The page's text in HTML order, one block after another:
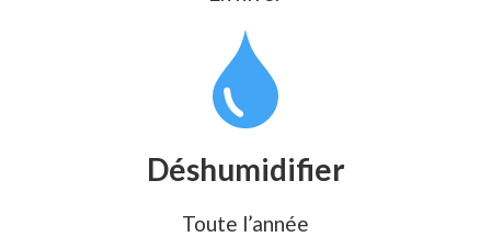
Déshumidifier
Toute l’année